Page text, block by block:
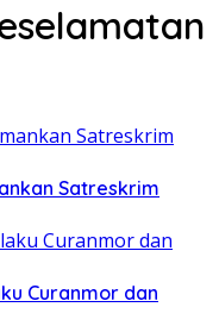
Satreskrim
Curanmor dan